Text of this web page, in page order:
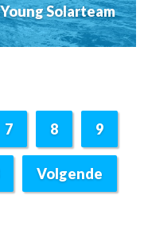
Solarteam
7 8 9
Volgende